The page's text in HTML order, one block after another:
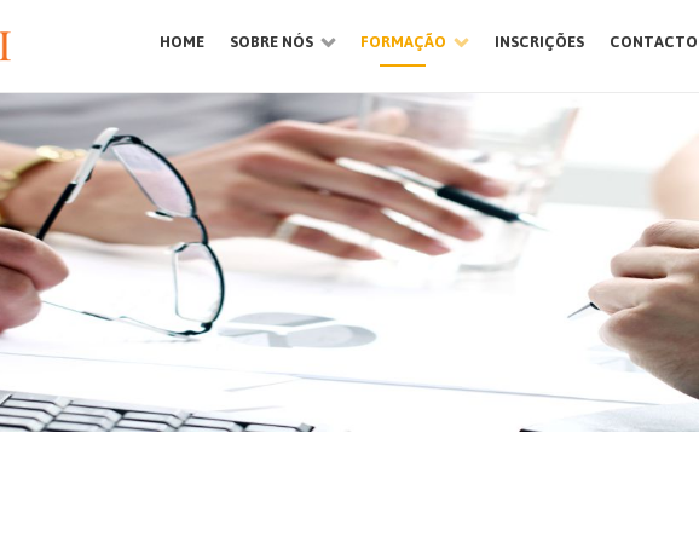
HOME SOBRE NÓS FORMAÇÃO INSCRIÇÕES